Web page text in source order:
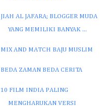
JIAH AL JAFARA; BLOGGER MUDA
YANG MEMILIKI BANYAK ...
MIX AND MATCH BAJU MUSLIM
BEDA ZAMAN BEDA CERITA
10 FILM INDIA PALING
MENGHARUKAN VERSI